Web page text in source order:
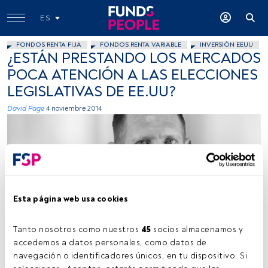
Esta página web usa cookies
Tanto nosotros como nuestros 45 socios almacenamos y
accedemos a datos personales, como datos de
navegación o identificadores únicos, en tu dispositivo. Si
ES
FONDOS RENTA FIJA FONDOS RENTA VARIABLE INVERSIÓN EEUU
¿ESTÁN PRESTANDO LOS MERCADOS
POCA ATENCIÓN A LAS ELECCIONES
LEGISLATIVAS DE EE.UU?
David Page 4 noviembre 2014
Tiempo lectura: 4 min.